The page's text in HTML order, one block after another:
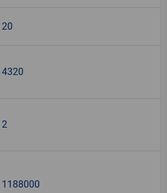
20
4320
2
1188000